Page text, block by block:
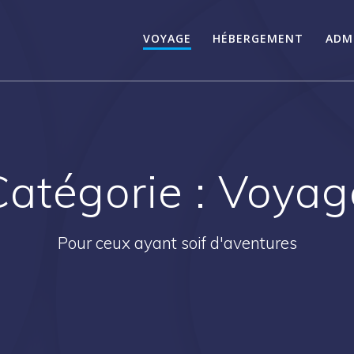
VOYAGE HÉBERGEMENT
:
Pour ceux ayant soif d'aventures